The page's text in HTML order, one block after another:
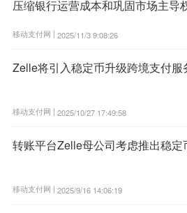
压缩银行运营成本和巩固市场主导
移动支付网 | 2025/11/3 9:08:26
Zelle将引入稳定币升级跨境支付服
移动支付网 | 2025/10/27 17:49:58
转账平台Zelle母公司考虑推出稳定
移动支付网 | 2025/9/16 14:06:19